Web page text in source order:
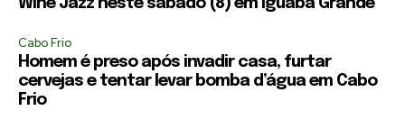
Cabo Frio
Homem é preso após invadir casa, furtar
cervejas e tentar levar bomba d’água em Cabo
Frio